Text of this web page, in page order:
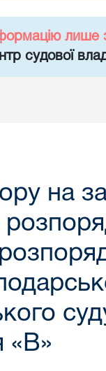
лише
судової
на
«В»